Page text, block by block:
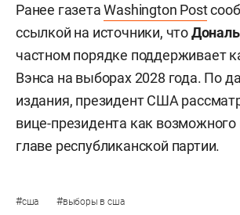
Ранее газетаWashington Post
ссылкой на источники, что
частном порядке поддерживает
Вэнса на выборах 2028 года. По
издания, президент США
вице-президента как
главе республиканской партии.
#сша #выборы в сша